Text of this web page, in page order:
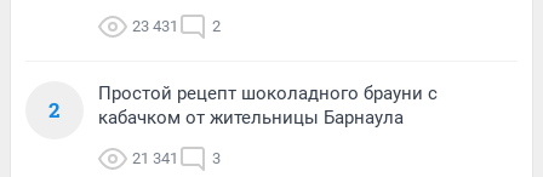
23 431 2
2
Простой рецепт шоколадного брауни с
кабачком от жительницы Барнаула
21 341 3